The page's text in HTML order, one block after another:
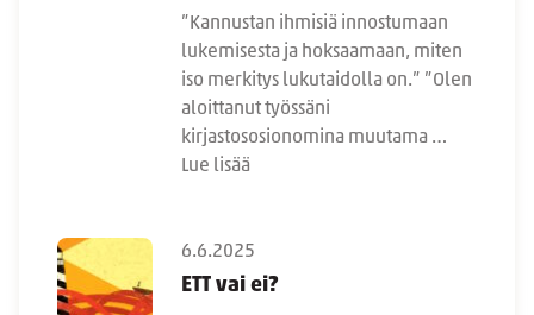
”Kannustan ihmisiä innostumaan
lukemisesta ja hoksaamaan, miten
iso merkitys lukutaidolla on.” ”Olen
aloittanut työssäni
kirjastososionomina muutama …
Lue lisää
6.6.2025
ETT vai ei?